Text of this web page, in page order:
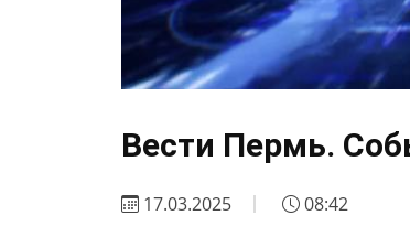
Вести Пермь.
17.03.2025 08:42